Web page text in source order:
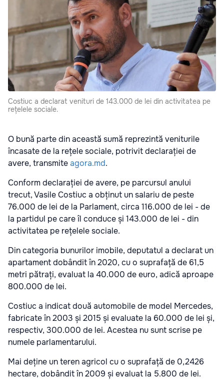
Costiuc a declarat venituri de 143.000 de lei din activitatea pe
rețelele sociale.
O bună parte din această sumă reprezintă veniturile
încasate de la rețele sociale, potrivit declarației de
avere, transmiteagora.md.
Conform declarației de avere, pe parcursul anului
trecut, Vasile Costiuc a obținut un salariu de peste
76.000 de lei de la Parlament, circa 116.000 de lei - de
la partidul pe care îl conduce și 143.000 de lei - din
activitatea pe rețelele sociale.
Din categoria bunurilor imobile, deputatul a declarat un
apartament dobândit în 2020, cu o suprafață de 61,5
metri pătrați, evaluat la 40.000 de euro, adică aproape
800.000 de lei.
Costiuc a indicat două automobile de model Mercedes,
fabricate în 2003 și 2015 și evaluate la 60.000 de lei și,
respectiv, 300.000 de lei. Acestea nu sunt scrise pe
numele parlamentarului.
Mai deține un teren agricol cu o suprafață de 0,2426
hectare, dobândit în 2009 și evaluat la 5.800 de lei.